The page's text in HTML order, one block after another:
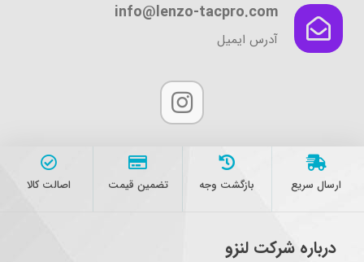
info@lenzo-tacpro.com
آدرس ایمیل
ارسال سریع بازگشت وجه تضمین قیمت اصالت کالا
درباره شرکت لنزو